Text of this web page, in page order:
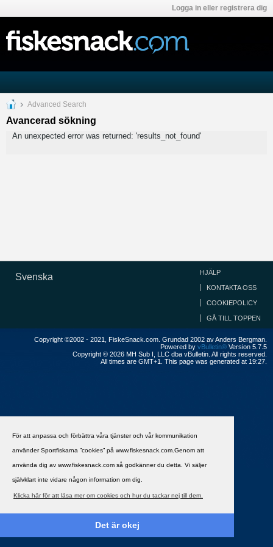
För att anpassa och förbättra våra tjänster och vår kommunikation
använder Sportfiskarna ”cookies” på www.fiskesnack.com.Genom att
använda dig av www.fiskesnack.com så godkänner du detta. Vi säljer
självklart inte vidare någon information om dig.
Klicka här för att läsa mer om cookies och hur du tackar nej till dem.
Det är okej
Logga in eller registrera dig
Advanced Search
Avancerad sökning
An unexpected error was returned: 'results_not_found'
Svenska HJÄLP
KONTAKTA OSS
COOKIEPOLICY
GÅ TILL TOPPEN
Copyright ©2002 - 2021, FiskeSnack.com. Grundad 2002 av Anders Bergman.
Powered by vBulletin® Version 5.7.5
Copyright © 2026 MH Sub I, LLC dba vBulletin. All rights reserved.
All times are GMT+1. This page was generated at 19:27.